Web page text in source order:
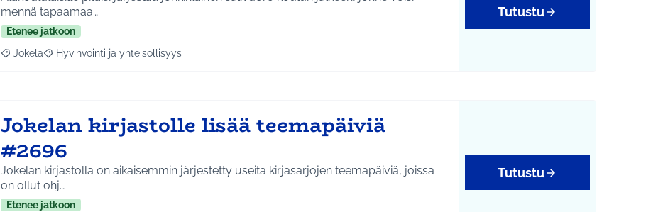
mennä tapaamaa…
Etenee jatkoon
Rajaa tulokset aihepiirin mukaan: Jokela
Jokela Rajaa tulokset teeman mukaan: Hyvinvointi ja yhteisöllisyys
Hyvinvointi ja yhteisöllisyys
Tutustu
Jokelan kirjastolle lisää teemapäiviä
#2696
Jokelan kirjastolla on aikaisemmin järjestetty useita kirjasarjojen teemapäiviä, joissa
on ollut ohj…
Etenee jatkoon
Tutustu